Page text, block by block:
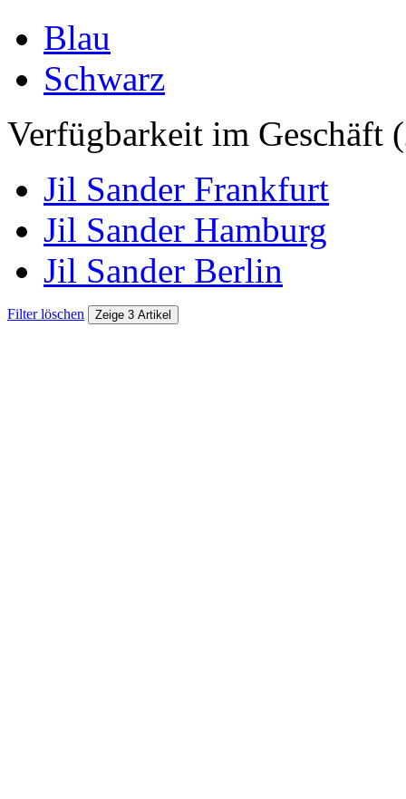
Blau
Schwarz
Verfügbarkeit im Geschäft
Jil Sander Frankfurt
Jil Sander Hamburg
Jil Sander Berlin
Filter löschen Zeige 3 Artikel